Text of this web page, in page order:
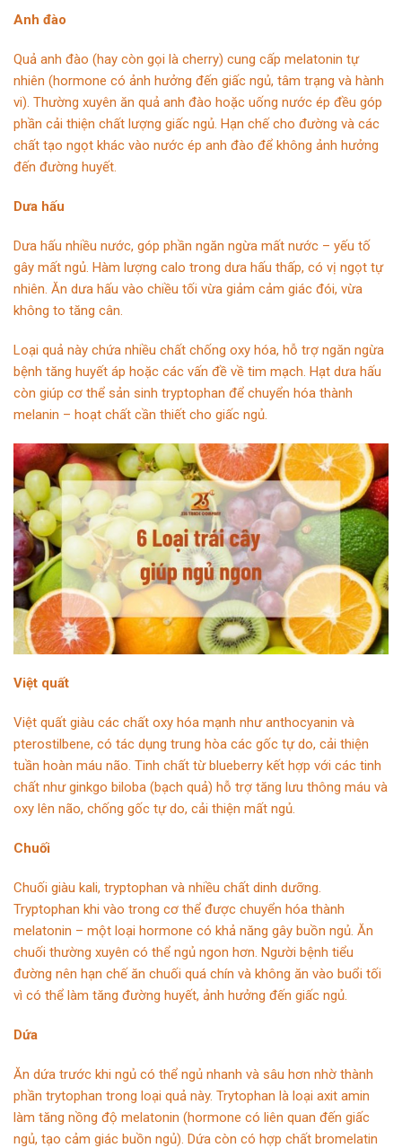
Anh đào
Quả anh đào (hay còn gọi là cherry) cung cấp melatonin tự
nhiên (hormone có ảnh hưởng đến giấc ngủ, tâm trạng và hành
vi). Thường xuyên ăn quả anh đào hoặc uống nước ép đều góp
phần cải thiện chất lượng giấc ngủ. Hạn chế cho đường và các
chất tạo ngọt khác vào nước ép anh đào để không ảnh hưởng
đến đường huyết.
Dưa hấu
Dưa hấu nhiều nước, góp phần ngăn ngừa mất nước – yếu tố
gây mất ngủ. Hàm lượng calo trong dưa hấu thấp, có vị ngọt tự
nhiên. Ăn dưa hấu vào chiều tối vừa giảm cảm giác đói, vừa
không to tăng cân.
Loại quả này chứa nhiều chất chống oxy hóa, hỗ trợ ngăn ngừa
bệnh tăng huyết áp hoặc các vấn đề về tim mạch. Hạt dưa hấu
còn giúp cơ thể sản sinh tryptophan để chuyển hóa thành
melanin – hoạt chất cần thiết cho giấc ngủ.
Việt quất
Việt quất giàu các chất oxy hóa mạnh như anthocyanin và
pterostilbene, có tác dụng trung hòa các gốc tự do, cải thiện
tuần hoàn máu não. Tinh chất từ blueberry kết hợp với các tinh
chất như ginkgo biloba (bạch quả) hỗ trợ tăng lưu thông máu và
oxy lên não, chống gốc tự do, cải thiện mất ngủ.
Chuối
Chuối giàu kali, tryptophan và nhiều chất dinh dưỡng.
Tryptophan khi vào trong cơ thể được chuyển hóa thành
melatonin – một loại hormone có khả năng gây buồn ngủ. Ăn
chuối thường xuyên có thể ngủ ngon hơn. Người bệnh tiểu
đường nên hạn chế ăn chuối quá chín và không ăn vào buổi tối
vì có thể làm tăng đường huyết, ảnh hưởng đến giấc ngủ.
Dứa
Ăn dứa trước khi ngủ có thể ngủ nhanh và sâu hơn nhờ thành
phần trytophan trong loại quả này. Trytophan là loại axit amin
làm tăng nồng độ melatonin (hormone có liên quan đến giấc
ngủ, tạo cảm giác buồn ngủ). Dứa còn có hợp chất bromelatin